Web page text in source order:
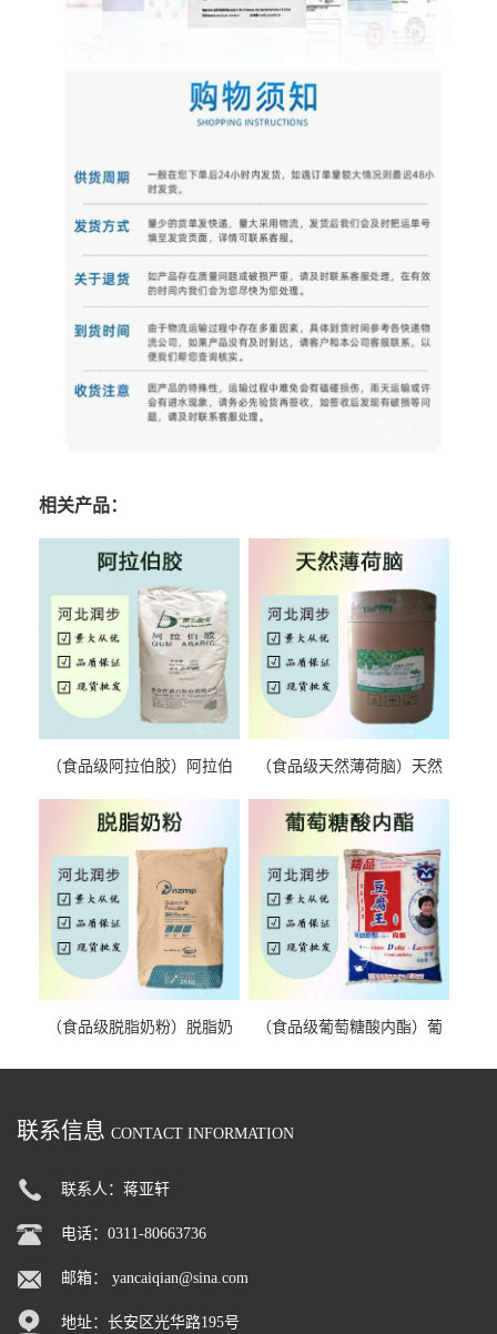
相关产品：
（食品级阿拉伯胶）阿拉伯
（食品级天然薄荷脑）天然
（食品级脱脂奶粉）脱脂奶
（食品级葡萄糖酸内酯）葡
联系信息 CONTACT INFORMATION
联系人：蒋亚轩
电话：0311-80663736
邮箱： yancaiqian@sina.com
地址：长安区光华路195号